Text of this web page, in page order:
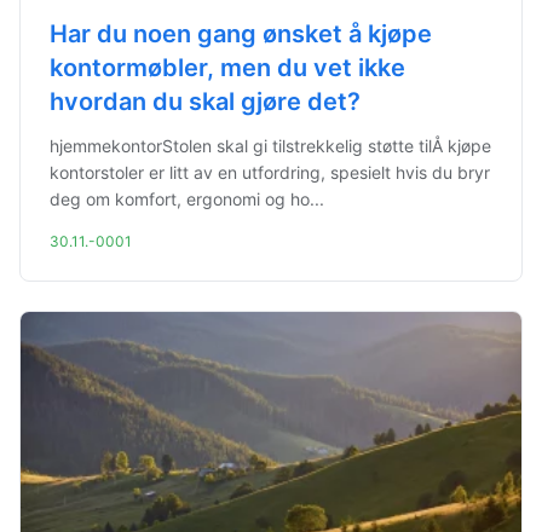
Har du noen gang ønsket å kjøpe
kontormøbler, men du vet ikke
hvordan du skal gjøre det?
hjemmekontorStolen skal gi tilstrekkelig støtte tilÅ kjøpe
kontorstoler er litt av en utfordring, spesielt hvis du bryr
deg om komfort, ergonomi og ho...
30.11.-0001